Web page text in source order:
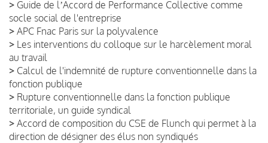
> Guide de lʼAccord de Performance Collective comme
socle social de l'entreprise
> APC Fnac Paris sur la polyvalence
> Les interventions du colloque sur le harcèlement moral
au travail
> Calcul de l'indemnité de rupture conventionnelle dans la
fonction publique
> Rupture conventionnelle dans la fonction publique
territoriale, un guide syndical
> Accord de composition du CSE de Flunch qui permet à la
direction de désigner des élus non syndiqués